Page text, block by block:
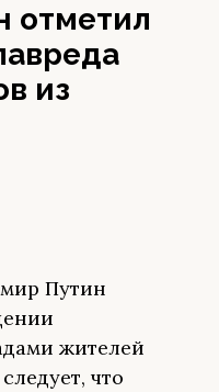
отметил
из
Путин
жителей
что